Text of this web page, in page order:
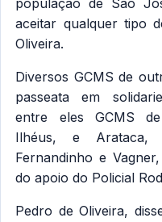
população de São
aceitar qualquer tipo
Oliveira.
Diversos GCMS de
passeata em
entre eles GCMS
Ilhéus, e Arataca,
Fernandinho e
do apoio do Policial
Pedro de Oliveira,